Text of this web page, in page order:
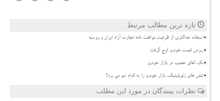
تازه ترین مطالب مرتبط
استفاده حداکثری از ظرفیت موافقت نامه تجارت آزاد ایران و روسیه
ریزش قیمت خودرو اوج گرفت
بک اتفاق عجیب در بازار خودرو
تنش های ژئوپلیتیک، بازار خودرو را به کدام سو می برد؟
نظرات بینندگان در مورد این مطلب